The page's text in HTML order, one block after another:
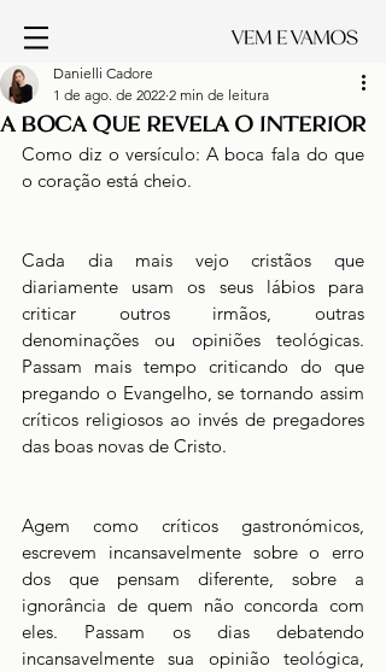
A BOCA QUE REVELA O INTERIOR
Danielli Cadore
1 de ago. de 2022 2 min de leitura
Como diz o versículo: A boca fala do que
o coração está cheio.
Cada dia mais vejo cristãos que
diariamente usam os seus lábios para
criticar outros irmãos, outras
denominações ou opiniões teológicas.
Passam mais tempo criticando do que
pregando o Evangelho, se tornando assim
críticos religiosos ao invés de pregadores
das boas novas de Cristo.
Agem como críticos gastronómicos,
escrevem incansavelmente sobre o erro
dos que pensam diferente, sobre a
ignorância de quem não concorda com
eles. Passam os dias debatendo
incansavelmente sua opinião teológica,